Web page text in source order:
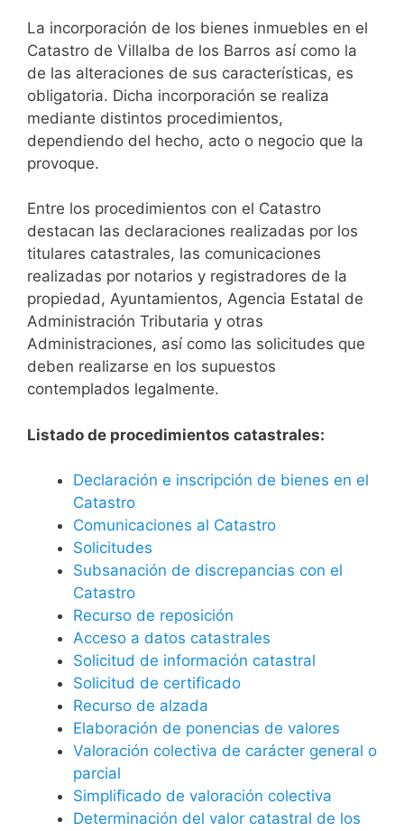
La incorporación de los bienes inmuebles en el
Catastro de Villalba de los Barros así como la
de las alteraciones de sus características, es
obligatoria. Dicha incorporación se realiza
mediante distintos procedimientos,
dependiendo del hecho, acto o negocio que la
provoque.
Entre los procedimientos con el Catastro
destacan las declaraciones realizadas por los
titulares catastrales, las comunicaciones
realizadas por notarios y registradores de la
propiedad, Ayuntamientos, Agencia Estatal de
Administración Tributaria y otras
Administraciones, así como las solicitudes que
deben realizarse en los supuestos
contemplados legalmente.
Listado de procedimientos catastrales:
Declaración e inscripción de bienes en el
Catastro
Comunicaciones al Catastro
Solicitudes
Subsanación de discrepancias con el
Catastro
Recurso de reposición
Acceso a datos catastrales
Solicitud de información catastral
Solicitud de certificado
Recurso de alzada
Elaboración de ponencias de valores
Valoración colectiva de carácter general o
parcial
Simplificado de valoración colectiva
Determinación del valor catastral de los